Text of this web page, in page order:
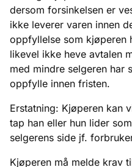
dersom forsinkelsen er
ikke leverer varen innen
oppfyllelse som kjøperen
likevel ikke heve avtalen
med mindre selgeren har
oppfylle innen fristen.
Erstatning: Kjøperen kan
tap han eller hun lider
selgerens side jf.
Kjøperen må melde krav